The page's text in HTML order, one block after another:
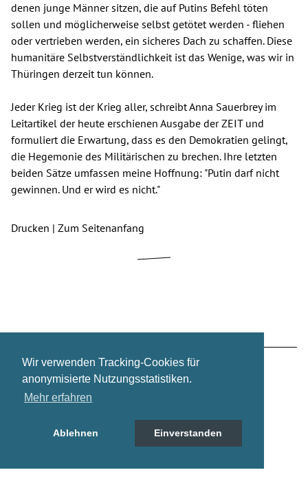
Wir verwenden Tracking-Cookies für
anonymisierte Nutzungsstatistiken.
Mehr erfahren
Ablehnen Einverstanden
denen junge Männer sitzen, die auf Putins Befehl töten
sollen und möglicherweise selbst getötet werden - fliehen
oder vertrieben werden, ein sicheres Dach zu schaffen. Diese
humanitäre Selbstverständlichkeit ist das Wenige, was wir in
Thüringen derzeit tun können.
Jeder Krieg ist der Krieg aller, schreibt Anna Sauerbrey im
Leitartikel der heute erschienen Ausgabe der ZEIT und
formuliert die Erwartung, dass es den Demokratien gelingt,
die Hegemonie des Militärischen zu brechen. Ihre letzten
beiden Sätze umfassen meine Hoffnung: "Putin darf nicht
gewinnen. Und er wird es nicht."
Drucken | Zum Seitenanfang
Zur regulären Website wechseln
Impressum